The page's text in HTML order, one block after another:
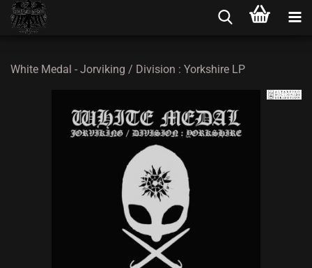
White Medal - Jorviking / Division : Yorkshire LP